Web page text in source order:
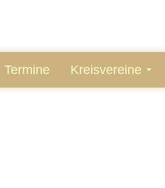
Termine Kreisvereine